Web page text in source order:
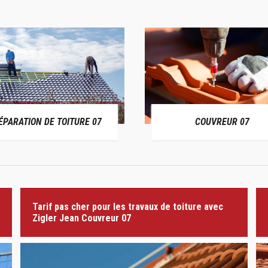
DE TOITURE 07 COUVREUR 07
Tarif pas cher pour les travaux de toiture avec
Zigler Jean Couvreur 07